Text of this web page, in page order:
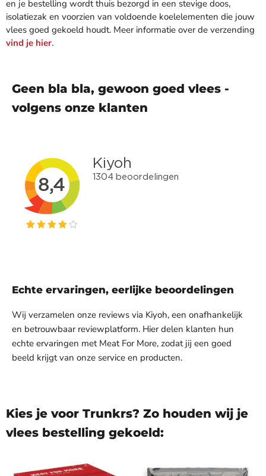
en je bestelling wordt thuis bezorgd in een stevige doos,
isolatiezak en voorzien van voldoende koelelementen die jouw
vlees goed gekoeld houdt. Meer informatie over de verzending
vind je hier.
Geen bla bla, gewoon goed vlees -
volgens onze klanten
Echte ervaringen, eerlijke beoordelingen
Wij verzamelen onze reviews via Kiyoh, een onafhankelijk
en betrouwbaar reviewplatform. Hier delen klanten hun
echte ervaringen met Meat For More, zodat jij een goed
beeld krijgt van onze service en producten.
Kies je voor Trunkrs? Zo houden wij je
vlees bestelling gekoeld: